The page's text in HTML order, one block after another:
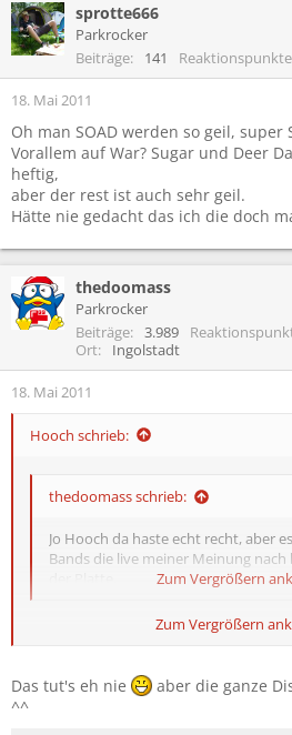
sprotte666
Parkrocker
Beiträge
141 Reaktionspunkte
18. Mai 2011
Oh man SOAD werden so geil, super
Vorallem auf War? Sugar und Deer
heftig,
aber der rest ist auch sehr geil.
Hätte nie gedacht das ich die doch
thedoomass
Parkrocker
Beiträge
3.989
Ort
Ingolstadt
18. Mai 2011
Hooch schrieb:
thedoomass schrieb:
Jo Hooch da haste echt recht, aber
Bands die live meiner Meinung
Zum Vergrößern
Natürlich gibt es die. Als
Zum Vergrößern
Das tut's eh nie
aber die ganze
^^